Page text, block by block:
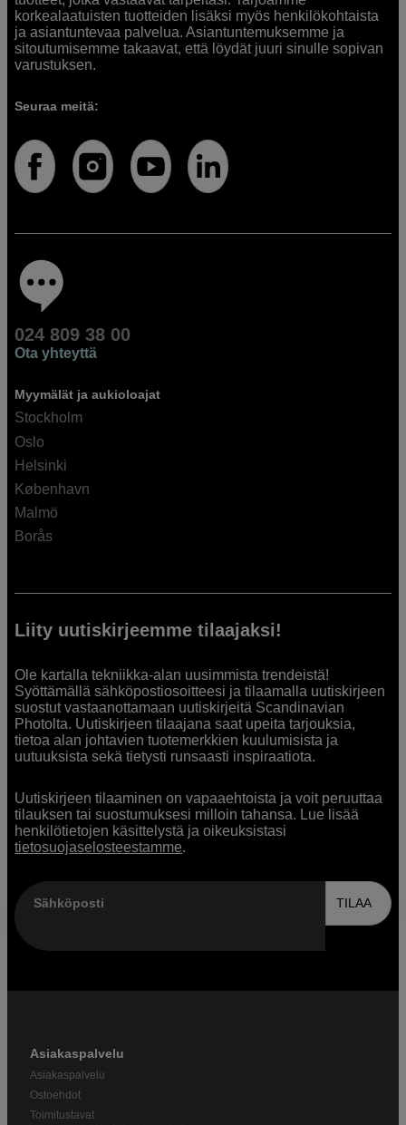
korkealaatuisten tuotteiden lisäksi myös henkilökohtaista
ja asiantuntevaa palvelua. Asiantuntemuksemme ja
sitoutumisemme takaavat, että löydät juuri sinulle sopivan
varustuksen.
Seuraa meitä:
024 809 38 00
Ota yhteyttä
Myymälät ja aukioloajat
Stockholm
Oslo
Helsinki
København
Malmö
Borås
Liity uutiskirjeemme tilaajaksi!
Ole kartalla tekniikka-alan uusimmista trendeistä!
Syöttämällä sähköpostiosoitteesi ja tilaamalla uutiskirjeen
suostut vastaanottamaan uutiskirjeitä Scandinavian
Photolta. Uutiskirjeen tilaajana saat upeita tarjouksia,
tietoa alan johtavien tuotemerkkien kuulumisista ja
uutuuksista sekä tietysti runsaasti inspiraatiota.
Uutiskirjeen tilaaminen on vapaaehtoista ja voit peruuttaa
tilauksen tai suostumuksesi milloin tahansa. Lue lisää
henkilötietojen käsittelystä ja oikeuksistasi
tietosuojaselosteestamme.
Sähköposti TILAA
Asiakaspalvelu
Asiakaspalvelu
Ostoehdot
Toimitustavat